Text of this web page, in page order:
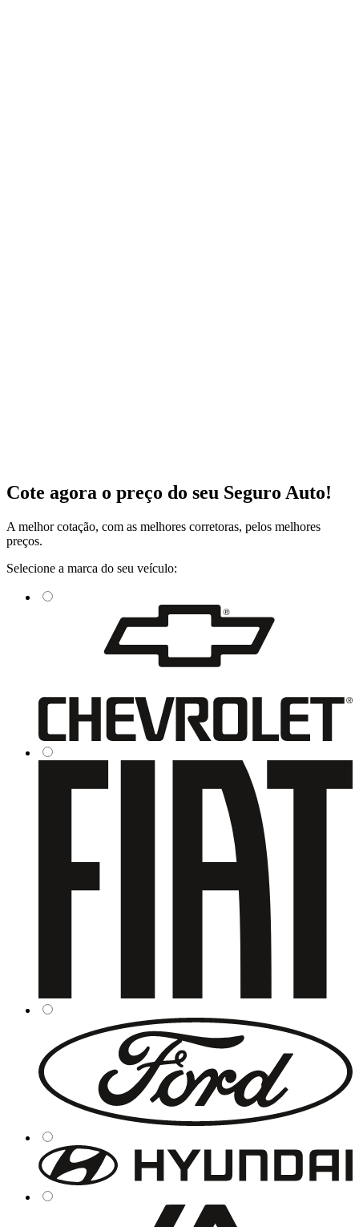
Cote agora o preço do seu Seguro Auto!
A melhor cotação, com as melhores corretoras, pelos melhores
preços.
Selecione a marca do seu veículo: